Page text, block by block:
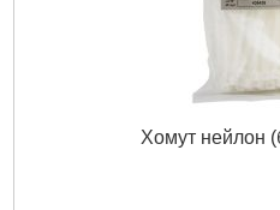
Хомут нейлон